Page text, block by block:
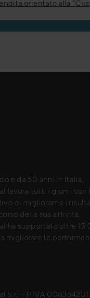
orientato alla
e da 50 anni in Italia,
lavora tutti i giorni con
di migliorarne i
della sua attività,
ha supportato oltre
migliorare le
S.r.l – P.IVA